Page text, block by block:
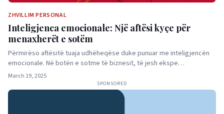
ZHVILLIM PERSONAL
Inteligjenca emocionale: Një aftësi kyçe për
menaxherët e sotëm
Përmirëso aftësitë tuaja udhëheqëse duke punuar me inteligjencën
emocionale. Në botën e sotme të biznesit, të jesh ekspe…
March 19, 2025
SPONSORED